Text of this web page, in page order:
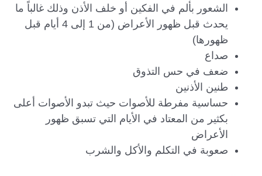
الشعور بألم في الفكين أو خلف الأذن وذلك غالباً ما
يحدث قبل ظهور الأعراض (من 1 إلى 4 أيام قبل
ظهورها)
صداع
ضعف في حس التذوق
طنين الأذنين
حساسية مفرطة للأصوات حيث تبدو الأصوات أعلى
بكثير من المعتاد في الأيام التي تسبق ظهور
الأعراض
صعوبة في التكلم والأكل والشرب